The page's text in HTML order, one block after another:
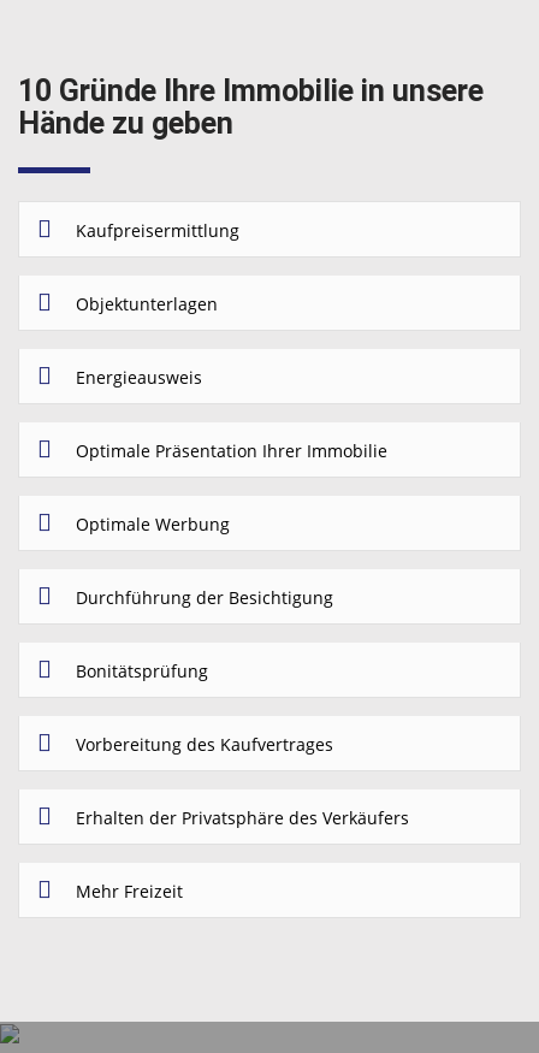
10 Gründe Ihre Immobilie in unsere
Hände zu geben
Kaufpreisermittlung
Objektunterlagen
Energieausweis
Optimale Präsentation Ihrer Immobilie
Optimale Werbung
Durchführung der Besichtigung
Bonitätsprüfung
Vorbereitung des Kaufvertrages
Erhalten der Privatsphäre des Verkäufers
Mehr Freizeit